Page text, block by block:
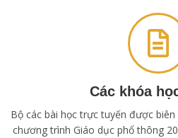
Các khóa
Bộ các bài học trực tuyến được
chương trình Giáo dục phổ thông